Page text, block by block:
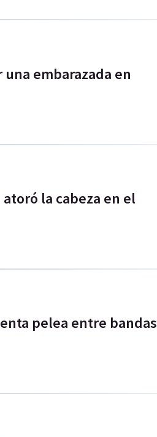
embarazada en
la cabeza en el
pelea entre bandas